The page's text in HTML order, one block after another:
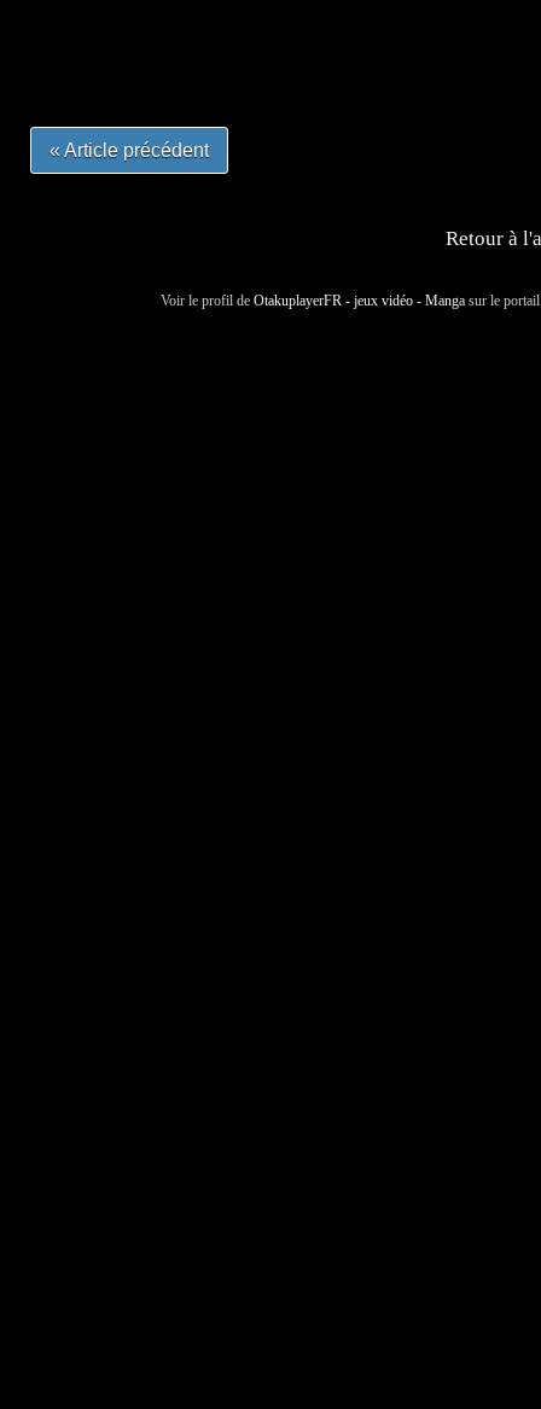
« Article précédent
Retour à
Voir le profil de OtakuplayerFR - jeux vidéo - Manga sur le